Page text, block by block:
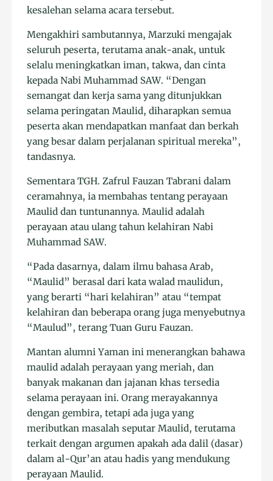
kesalehan selama acara tersebut.
Mengakhiri sambutannya, Marzuki mengajak
seluruh peserta, terutama anak-anak, untuk
selalu meningkatkan iman, takwa, dan cinta
kepada Nabi Muhammad SAW. “Dengan
semangat dan kerja sama yang ditunjukkan
selama peringatan Maulid, diharapkan semua
peserta akan mendapatkan manfaat dan berkah
yang besar dalam perjalanan spiritual mereka”,
tandasnya.
Sementara TGH. Zafrul Fauzan Tabrani dalam
ceramahnya, ia membahas tentang perayaan
Maulid dan tuntunannya. Maulid adalah
perayaan atau ulang tahun kelahiran Nabi
Muhammad SAW.
“Pada dasarnya, dalam ilmu bahasa Arab,
“Maulid” berasal dari kata walad maulidun,
yang berarti “hari kelahiran” atau “tempat
kelahiran dan beberapa orang juga menyebutnya
“Maulud”, terang Tuan Guru Fauzan.
Mantan alumni Yaman ini menerangkan bahawa
maulid adalah perayaan yang meriah, dan
banyak makanan dan jajanan khas tersedia
selama perayaan ini. Orang merayakannya
dengan gembira, tetapi ada juga yang
meributkan masalah seputar Maulid, terutama
terkait dengan argumen apakah ada dalil (dasar)
dalam al-Qur’an atau hadis yang mendukung
perayaan Maulid.